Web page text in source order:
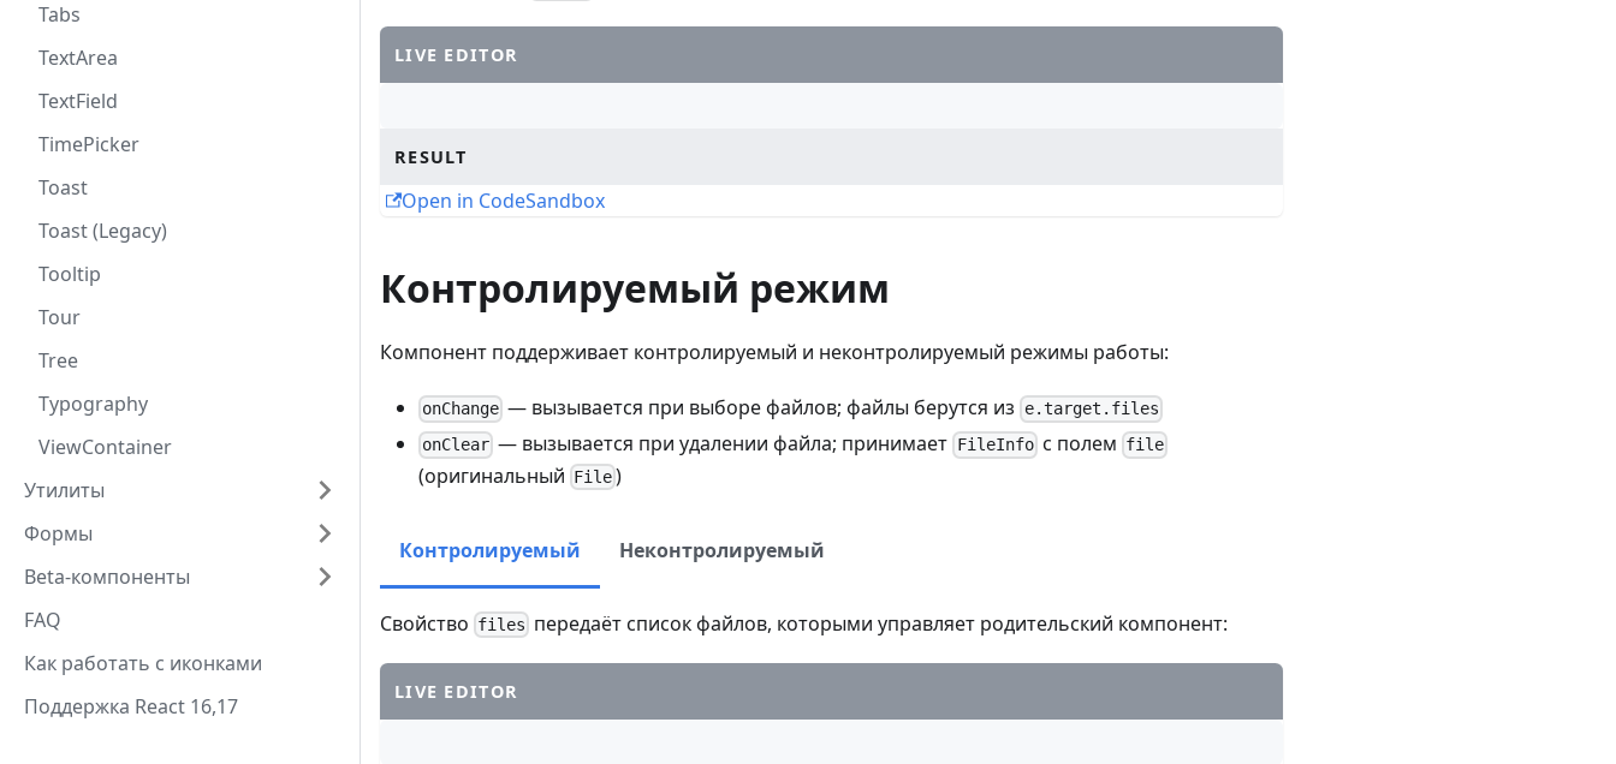
Tabs
TextArea
TextField
TimePicker
Toast
Toast (Legacy)
Tooltip
Tour
Tree
Typography
ViewContainer
Утилиты
Формы
Beta-компоненты
FAQ
Как работать с иконками
Поддержка React 16,17
LIVE EDITOR
RESULT
Open in CodeSandbox
Контролируемый режим
Компонент поддерживает контролируемый и неконтролируемый режимы работы:
onChange — вызывается при выборе файлов; файлы берутся из e.target.files
onClear — вызывается при удалении файла; принимает FileInfoс полем file
(оригинальный File )
Контролируемый Неконтролируемый
Свойство files передаёт список файлов, которыми управляет родительский компонент:
LIVE EDITOR